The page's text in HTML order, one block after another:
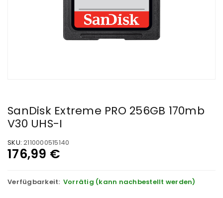
SanDisk Extreme PRO 256GB 170mb
V30 UHS-I
SKU: 2110000515140
176,99 €
Verfügbarkeit: Vorrätig (kann nachbestellt werden)